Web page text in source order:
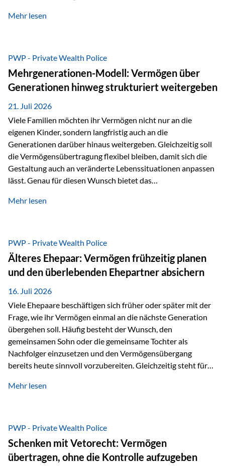
als Versicherungsnehmer einzusetzen, sowie eine
Abwicklung für Vertriebspartner deutlich effizienter
gestaltet. Anträge werden direkt elektronisch übermittelt,
Medienbrüche reduziert und die weitere Bearbeitung
beschleunigt. Ab sofort können auch juristische Personen,
wie Kapitalgesellschaften oder Stiftungen, als
Versicherungsnehmer eingesetzt werden. Damit erweitert
die Vienna-Life die Einsatzmöglichkeiten der Private Wealth
Police insbesondere für…
Mehr lesen
PWP - Private Wealth Police
Mehrgenerationen-Modell: Vermögen über
Generationen hinweg strukturiert weitergeben
21. Juli 2026
Viele Familien möchten ihr Vermögen nicht nur an die
eigenen Kinder, sondern langfristig auch an die
Generationen darüber hinaus weitergeben. Gleichzeitig soll
die Vermögensübertragung flexibel bleiben, damit sich die
Gestaltung auch an veränderte Lebenssituationen anpassen
lässt. Genau für diesen Wunsch bietet das
Vienna-Life eine interessante Lösung. Es ermöglicht,
Ausgangssituation Stellen Sie sich folgende Familie vor: Die
Großeltern haben über viele Jahre Vermögen aufgebaut. Ihr
Wunsch ist es, dieses Vermögen nicht nur den eigenen
Kindern, sondern langfristig auch den Enkeln zukommen zu…
Mehr lesen
PWP - Private Wealth Police
Älteres Ehepaar: Vermögen frühzeitig planen
und den überlebenden Ehepartner absichern
16. Juli 2026
Viele Ehepaare beschäftigen sich früher oder später mit der
Frage, wie ihr Vermögen einmal an die nächste Generation
übergehen soll. Häufig besteht der Wunsch, den
gemeinsamen Sohn oder die gemeinsame Tochter als
Nachfolger einzusetzen und den Vermögensübergang
bereits heute sinnvoll vorzubereiten. Gleichzeitig steht für
passiert, wenn einer der beiden verstirbt? Der überlebende
Vermögen verfügen können. Genau für diese
Ausgangssituation bietet die Private Wealth Police der
Vienna-Life eine durchdachte Gestaltungsmöglichkeit. Die
Ausgangssituation Stellen Sie sich folgendes Beispiel vor:
Mehr lesen
PWP - Private Wealth Police
Schenken mit Vetorecht: Vermögen
übertragen, ohne die Kontrolle aufzugeben